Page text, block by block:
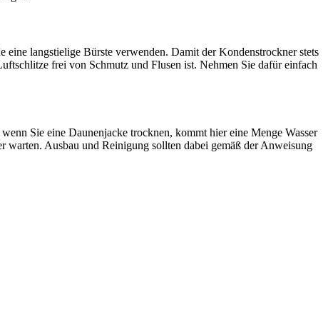
langstielige Bürste verwenden. Damit der Kondenstrockner stets
frei von Schmutz und Flusen ist. Nehmen Sie dafür einfach
Sie eine Daunenjacke trocknen, kommt hier eine Menge Wasser
warten. Ausbau und Reinigung sollten dabei gemäß der Anweisung